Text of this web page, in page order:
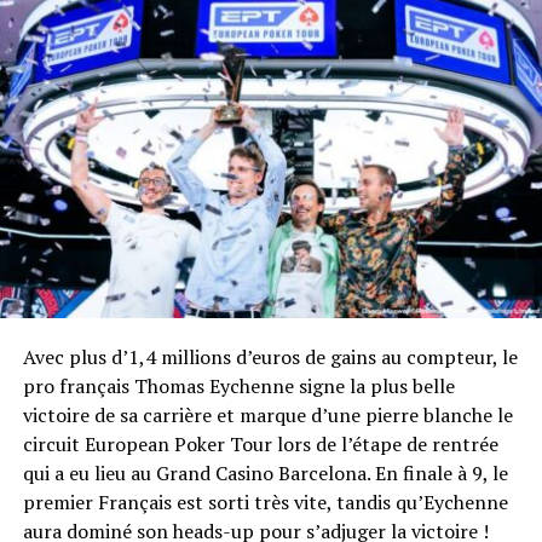
plus petits tournois qualificatifs à 100 000 € pour le
tournoi le plus exclusif, en passant par 5 300 € pour son
tournoi principal, l’EPT est avant toute une compétition
intense de passionnés mais qui peut aussi réserver son
lot de belles histoires et de places payées pour des
amateurs éclairés. Parmi les 52 tournois qui seront
proposés durant ces deux semaines les plus attendus
seront sans nul doute les Main Event Pokerstars Open et
EPT qui rassemblent le plus grand nombre de joueurs, les
Mystery Bounty pour leur côté ludique et leur suspense
(des primes reçues pour les éliminations) ou les
plus onéreux. Une édition 2024 dans toutes les
mémoires En 2024, avec un bilan exceptionnel qui avait
surpassé toutes les attentes, la précédente édition avait
consacrée Paris comme la seconde destination Poker en
Europe après Barcelone. En effet, l’EPT se déroule
traditionnellement en 5 étapes, dont notamment Barcelone,
Avec plus d’1,4 millions d’euros de gains au compteur, le
pro français Thomas Eychenne signe la plus belle
victoire de sa carrière et marque d’une pierre blanche le
circuit European Poker Tour lors de l’étape de rentrée
qui a eu lieu au Grand Casino Barcelona. En finale à 9, le
premier Français est sorti très vite, tandis qu’Eychenne
aura dominé son heads-up pour s’adjuger la victoire !